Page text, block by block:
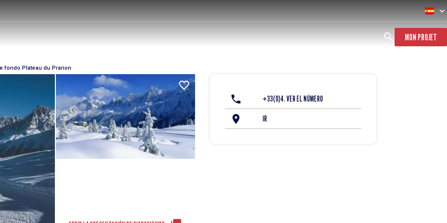
MON PROJET
fondo Plateau du Prarion
+33(0)4. VER EL NÚMERO
IR